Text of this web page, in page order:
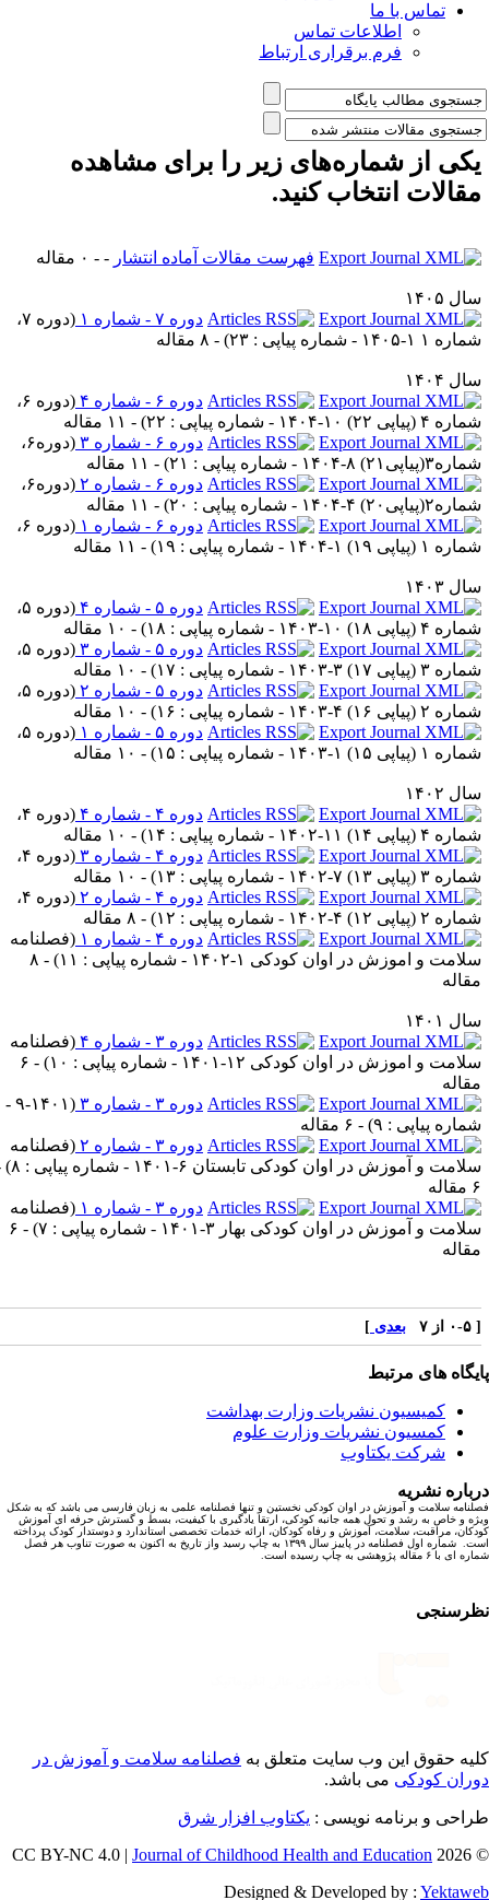
تماس با ما
اطلاعات تماس
فرم برقراری ارتباط
از شماره‌های زیر را برای مشاهده
انتخاب کنید.
فهرست مقالات آماده انتشار- - ۰ مقاله
۱۴۰۵
دوره ۷ - شماره ۱
(
دوره ۷،
۱ ۱-۱۴۰۵ - شماره پیاپی : ۲۳
) - ۸ مقاله
۱۴۰۴
دوره ۶ - شماره ۴
(
دوره ۶،
(پیاپی ۲۲) ۱۰-۱۴۰۴ - شماره پیاپی : ۲۲
) - ۱۱ مقاله
دوره ۶ - شماره ۳
(
دوره۶،
۸-۱۴۰۴ - شماره پیاپی : ۲۱
) - ۱۱ مقاله
دوره ۶ - شماره ۲
(
دوره۶،
۴-۱۴۰۴ - شماره پیاپی : ۲۰
) - ۱۱ مقاله
دوره ۶ - شماره ۱
(
دوره ۶،
(پیاپی ۱۹) ۱-۱۴۰۴ - شماره پیاپی : ۱۹
) - ۱۱ مقاله
۱۴۰۳
دوره ۵ - شماره ۴
(
دوره ۵،
(پیاپی ۱۸) ۱۰-۱۴۰۳ - شماره پیاپی : ۱۸
) - ۱۰ مقاله
دوره ۵ - شماره ۳
(
دوره ۵،
(پیاپی ۱۷) ۳-۱۴۰۳ - شماره پیاپی : ۱۷
) - ۱۰ مقاله
دوره ۵ - شماره ۲
(
دوره ۵،
(پیاپی ۱۶) ۴-۱۴۰۳ - شماره پیاپی : ۱۶
) - ۱۰ مقاله
دوره ۵ - شماره ۱
(
دوره ۵،
(پیاپی ۱۵) ۱-۱۴۰۳ - شماره پیاپی : ۱۵
) - ۱۰ مقاله
۱۴۰۲
دوره ۴ - شماره ۴
(
دوره ۴،
(پیاپی ۱۴) ۱۱-۱۴۰۲ - شماره پیاپی : ۱۴
) - ۱۰ مقاله
دوره ۴ - شماره ۳
(
دوره ۴،
(پیاپی ۱۳) ۷-۱۴۰۲ - شماره پیاپی : ۱۳
) - ۱۰ مقاله
دوره ۴ - شماره ۲
(
دوره ۴،
(پیاپی ۱۲) ۴-۱۴۰۲ - شماره پیاپی : ۱۲
) - ۸ مقاله
دوره ۴ - شماره ۱
(فصلنامه
و اموزش در اوان کودکی ۱-۱۴۰۲ - شماره پیاپی : ۱۱
) - ۸
۱۴۰۱
دوره ۳ - شماره ۴
(فصلنامه
و اموزش در اوان کودکی ۱۲-۱۴۰۱ - شماره پیاپی : ۱۰
) - ۶
دوره ۳ - شماره ۳
(
۹-۱۴۰۱ -
پیاپی : ۹
) - ۶ مقاله
دوره ۳ - شماره ۲
(فصلنامه
و آموزش در اوان کودکی تابستان ۶-۱۴۰۱ - شماره پیاپی : ۸
) -
دوره ۳ - شماره ۱
(فصلنامه
و آموزش در اوان کودکی بهار ۳-۱۴۰۱ - شماره پیاپی : ۷
) - ۶
بعدی]
های مرتبط
کمیسیون نشریات وزارت بهداشت
کمسیون نشریات وزارت علوم
شرکت یکتاوب
نشریه
سلامت و آموزش در اوان کودکی نخستین و تنها فصلنامه علمی به زبان فارسی می باشد که به شکل
و خاص به رشد و تحول همه جانبه کودکی، ارتقا یادگیری با کیفیت، بسط و گسترش حرفه ای آموزش
مراقبت، سلامت، آموزش و رفاه کودکان، ارائه خدمات تخصصی استاندارد و دوستدار کودک پرداخته
است. شماره اول فصلنامه در پاییز سال ۱۳۹۹ به چاپ رسید واز تاریخ به اکنون به صورت تناوب هر فصل
۶ مقاله پژوهشی به چاپ رسیده است.
حقوق این وب سایت متعلق بهفصلنامه سلامت و آموزش در
کودکیمی باشد.
و برنامه نویسی : یکتاوب افزار شرق
©
Journal of Childhood Health and Education
Designed & Developed by :